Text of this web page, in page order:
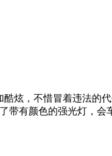
炫，不惜冒着违法的
有颜色的强光灯，